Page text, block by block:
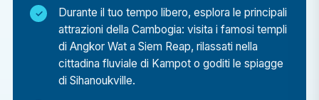
sanitarie pubbliche molto frequentate.
Durante il tuo tempo libero, esplora le principali
attrazioni della Cambogia: visita i famosi templi
di Angkor Wat a Siem Reap, rilassati nella
cittadina fluviale di Kampot o goditi le spiagge
di Sihanoukville.